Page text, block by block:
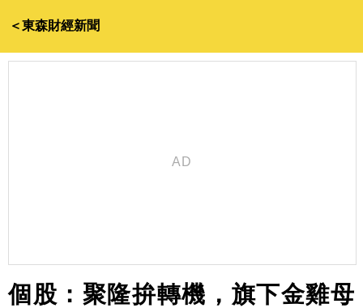
＜東森財經新聞
個股：聚隆拚轉機，旗下金雞母